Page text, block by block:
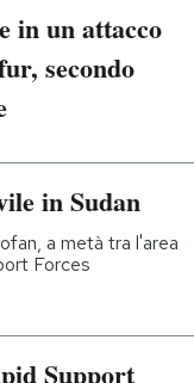
in un attacco
secondo
in Sudan
a metà tra l'area
Forces
Support